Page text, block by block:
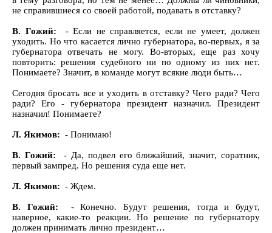
не справившиеся со своей работой, подавать в отставку?
В. Гожий: - Если не справляется, если не умеет, должен
уходить. Но что касается лично губернатора, во-первых, я за
губернатора отвечать не могу. Во-вторых, еще раз хочу
повторить: решения судебного ни по одному из них нет.
Понимаете? Значит, в команде могут всякие люди быть…
Сегодня бросать все и уходить в отставку? Чего ради? Чего
ради? Его - губернатора президент назначил. Президент
назначил! Понимаете?
Л. Якимов: - Понимаю!
В. Гожий: - Да, подвел его ближайший, значит, соратник,
первый зампред. Но решения суда еще нет.
Л. Якимов: - Ждем.
В. Гожий: - Конечно. Будут решения, тогда и будут,
наверное, какие-то реакции. Но решение по губернатору
должен принимать лично президент…